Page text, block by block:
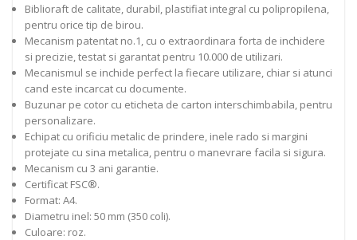
Biblioraft de calitate, durabil, plastifiat integral cu polipropilena,
pentru orice tip de birou.
Mecanism patentat no.1, cu o extraordinara forta de inchidere
si precizie, testat si garantat pentru 10.000 de utilizari.
Mecanismul se inchide perfect la fiecare utilizare, chiar si atunci
cand este incarcat cu documente.
Buzunar pe cotor cu eticheta de carton interschimbabila, pentru
personalizare.
Echipat cu orificiu metalic de prindere, inele rado si margini
protejate cu sina metalica, pentru o manevrare facila si sigura.
Mecanism cu 3 ani garantie.
Certificat FSC®.
Format: A4.
Diametru inel: 50 mm (350 coli).
Culoare: roz.